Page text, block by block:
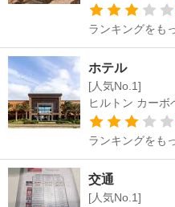
ランキングをも
ホテル
[人気No.1]
ヒルトン カーボ
ランキングをも
交通
[人気No.1]